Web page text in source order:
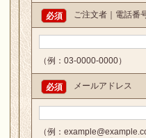
ご注文者｜電話番
必須
（例：03-0000-0000）
メールアドレス
必須
（例：